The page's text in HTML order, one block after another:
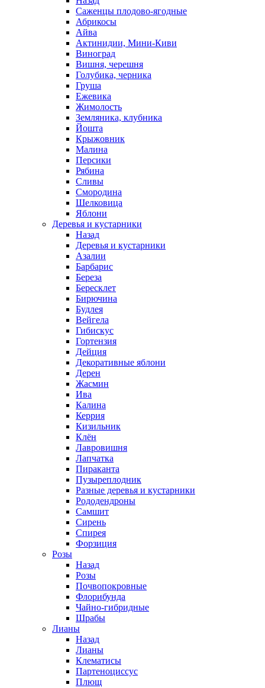
Саженцы плодово-ягодные
Абрикосы
Айва
Актинидии, Мини-Киви
Виноград
Вишня, черешня
Голубика, черника
Груша
Ежевика
Жимолость
Земляника, клубника
Йошта
Крыжовник
Малина
Персики
Рябина
Сливы
Смородина
Шелковица
Яблони
Деревья и кустарники
Назад
Деревья и кустарники
Азалии
Барбарис
Береза
Бересклет
Бирючина
Будлея
Вейгела
Гибискус
Гортензия
Дейция
Декоративные яблони
Дерен
Жасмин
Ива
Калина
Керрия
Кизильник
Клён
Лавровишня
Лапчатка
Пираканта
Пузыреплодник
Разные деревья и кустарники
Рододендроны
Самшит
Сирень
Спирея
Форзиция
Розы
Назад
Розы
Почвопокровные
Флорибунда
Чайно-гибридные
Шрабы
Лианы
Назад
Лианы
Клематисы
Партеноциссус
Плющ